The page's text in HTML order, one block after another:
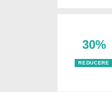
30%
REDUCERE